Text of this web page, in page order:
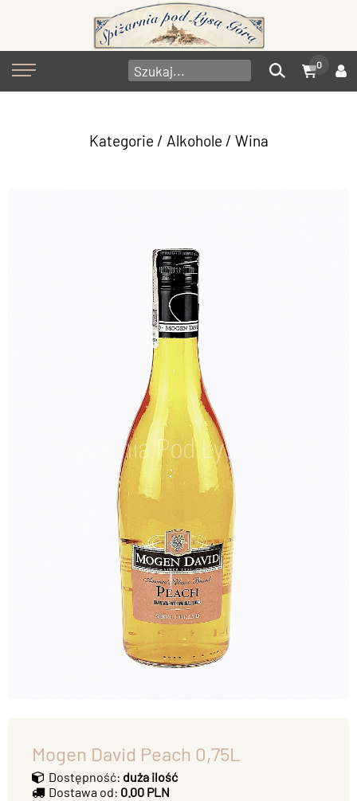
0
Kategorie / Alkohole / Wina
Mogen David Peach 0,75L
Dostępność: duża ilość
Dostawa od: 0.00 PLN